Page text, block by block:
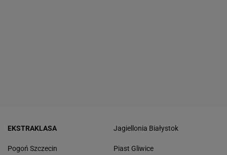
EKSTRAKLASA
Pogoń Szczecin
Jagiellonia Białystok
Piast Gliwice